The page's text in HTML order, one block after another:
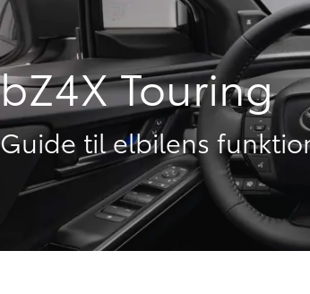
bZ4X Touring
Guide til elbilens